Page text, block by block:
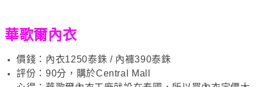
華歌爾內衣
價錢：內衣1250泰銖 / 內褲390泰銖
評份：90分，購於Central Mall